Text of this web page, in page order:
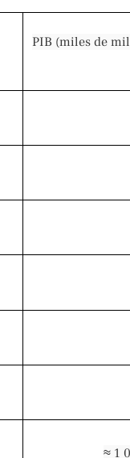
PIB (miles de
≈ 1